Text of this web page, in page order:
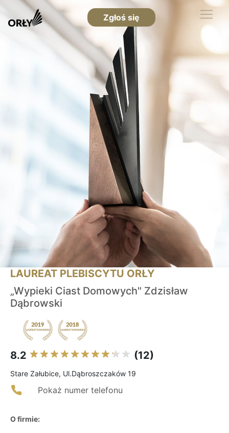
Zgłoś się
LAUREAT PLEBISCYTU ORŁY
„Wypieki Ciast Domowych" Zdzisław
Dąbrowski
8.2 (12)
Stare Załubice, Ul.Dąbroszczaków 19
Pokaż numer telefonu
O firmie: